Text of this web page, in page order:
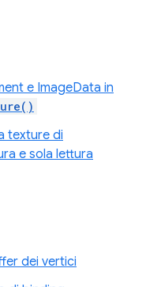
e ImageData in
texture di
e sola lettura
dei vertici